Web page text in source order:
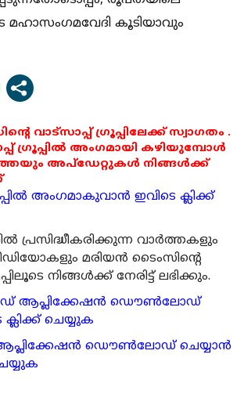
കൂടിയാവും
വാട്സാപ്പ് ഗ്രൂപ്പിലേക്ക് സ്വാഗതം .
ഗ്രൂപ്പിൽ അംഗമായി കഴിയുമ്പോൾ
അപ്ഡേറ്റുകൾ നിങ്ങൾക്ക്
അംഗമാകുവാൻ ഇവിടെ ക്ലിക്ക്
പ്രസിദ്ധീകരിക്കുന്ന വാര്‍ത്തകളും
മരിയന്‍ ടൈംസിന്റെ
നിങ്ങള്‍ക്ക് നേരിട്ട് ലഭിക്കും.
ആപ്ലിക്കേഷന്‍ ഡൌണ്‍ലോഡ്
ക്ലിക്ക് ചെയ്യുക
ഡൌണ്‍ലോഡ് ചെയ്യാന്‍